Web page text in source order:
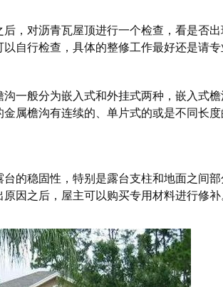
，对沥青瓦屋顶进行一个检查，看是否
自行检查，具体的整修工作最好还是请专
一般分为嵌入式和外挂式两种，嵌入式
属檐沟有连续的、单片式的或是不同长
的稳固性，特别是露台支柱和地面之间
因之后，屋主可以购买专用材料进行修